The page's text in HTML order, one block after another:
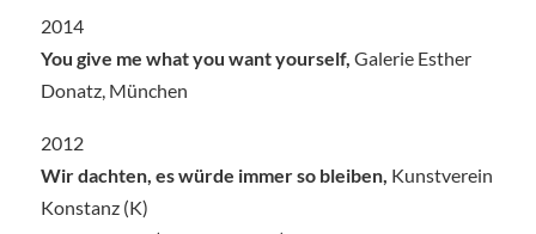
2014
You give me what you want yourself, Galerie Esther
Donatz, München
2012
Wir dachten, es würde immer so bleiben, Kunstverein
Konstanz (K)